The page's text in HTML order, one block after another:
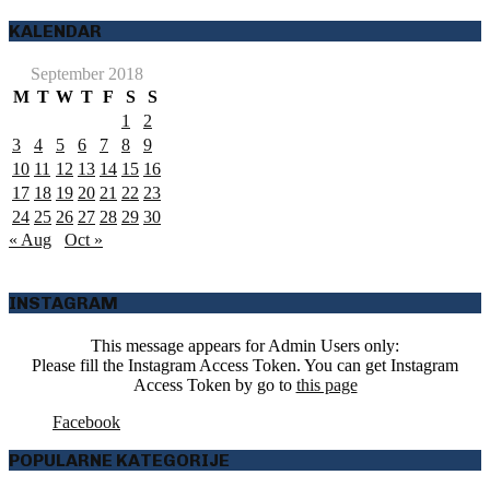
KALENDAR
September 2018
M T W T F S
S
1
2
3
4 5 6 7 8
9
10 11 12 13 14 15 16
17 18 19 20 21 22 23
24 25 26 27 28 29 30
« Aug
Oct »
INSTAGRAM
This message appears for Admin Users only:
Please fill the Instagram Access Token. You can get Instagram
Access Token by go to this page
Facebook
POPULARNE KATEGORIJE